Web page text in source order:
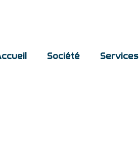
Société Services